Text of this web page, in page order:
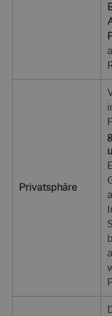
Privatsphäre